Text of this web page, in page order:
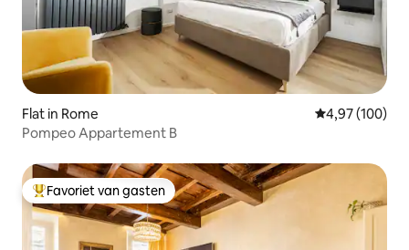
Flat in Rome Gemiddelde
4,97 (100)
Pompeo Appartement B
Topfavoriet van gasten
Favoriet van gasten